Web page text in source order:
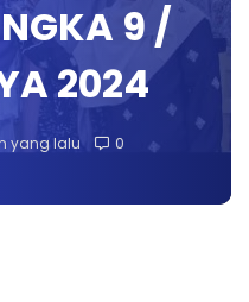
9 /
2024
yang lalu 0